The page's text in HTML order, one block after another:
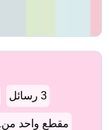
3 رسائل
مقطع واحد من1